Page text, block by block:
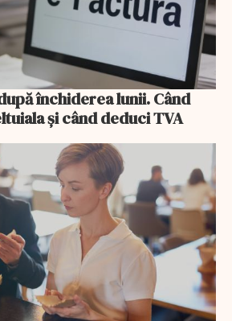
închiderea lunii. Când
și când deduci TVA